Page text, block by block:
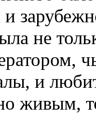
и
не
и
живым,